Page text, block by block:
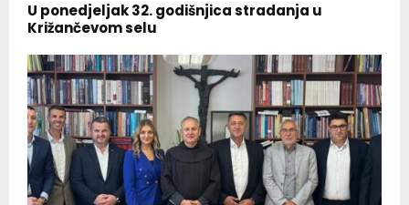
U ponedjeljak 32. godišnjica stradanja u
Križančevom selu